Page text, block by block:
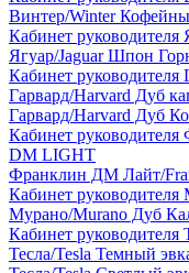
Винтер/Winter
Кабинет
Ягуар/Jaguar Шпон
Кабинет
Гарвард/Harvard Дуб
Гарвард/Harvard Дуб
Кабинет
DM LIGHT
Франклин ДМ Лайт/
Кабинет
Мурано/Murano Дуб
Кабинет
Тесла/Tesla Темный